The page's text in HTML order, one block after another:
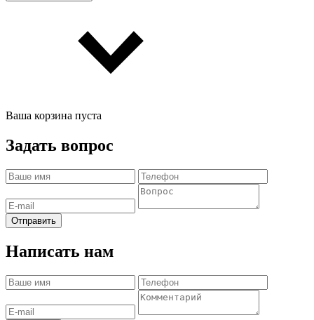
Ваша корзина пуста
Задать вопрос
Отправить
Написать нам